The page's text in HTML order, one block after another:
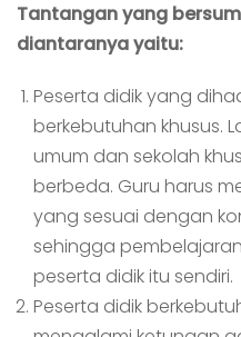
Tantangan yang
diantaranya yaitu:
Peserta didik yang
berkebutuhan khusus.
umum dan sekolah
berbeda. Guru harus
yang sesuai dengan
sehingga
peserta didik itu sendiri.
Peserta didik